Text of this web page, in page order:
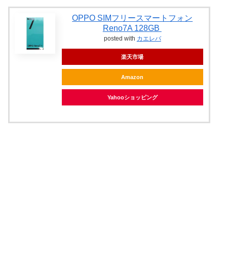
OPPO SIMフリースマートフォン
Reno7A 128GB
posted with カエレバ
楽天市場
Amazon
Yahooショッピング